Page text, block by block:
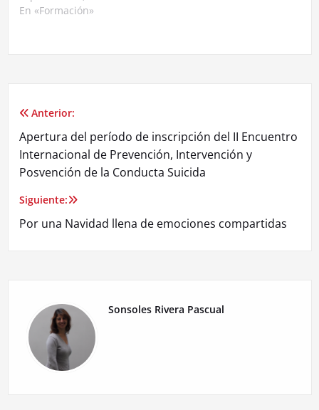
Fecha Fin 2021-09-09
Online Precios Tasa,
Colegiados/as COP-AO,
Miembros Asociados
COP-AO, Psicólogos/as…
En «Formación»
Navegación
de
entradas
Anterior:
Apertura del período de inscripción del II Encuentro
Internacional de Prevención, Intervención y
Posvención de la Conducta Suicida
Siguiente:
Por una Navidad llena de emociones compartidas
Sonsoles Rivera Pascual